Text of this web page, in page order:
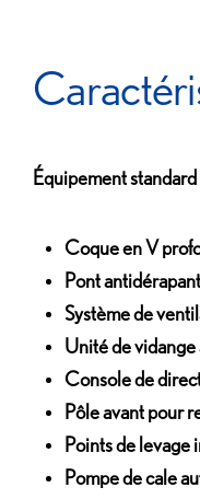
Équipement standard
Coque en V
Pont antidérapant
Système de
Unité de
Console de
Pôle avant pour
Points de levage
Pompe de cale